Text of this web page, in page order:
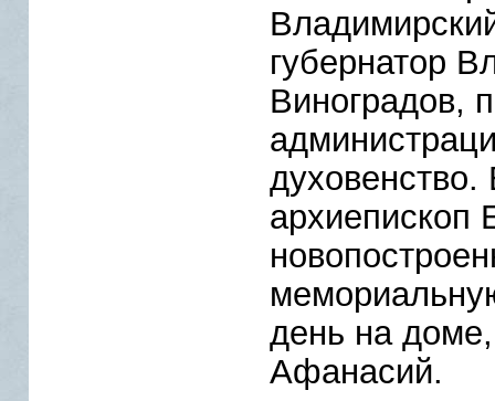
губернатор
Виноградов,
духовенство.
архиепископ
день на
Афанасий.